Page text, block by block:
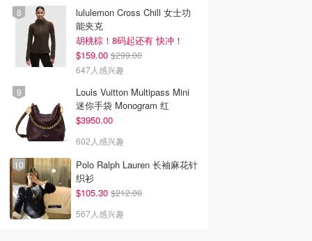
lululemon Cross Chill 女士功
能夹克
胡桃棕！8码起还有 快冲！
$159.00 $299.00
647人感兴趣
Louis Vuitton Multipass Mini
迷你手袋 Monogram 红
$3950.00
602人感兴趣
Polo Ralph Lauren 长袖麻花针
织衫
$105.30 $212.00
567人感兴趣